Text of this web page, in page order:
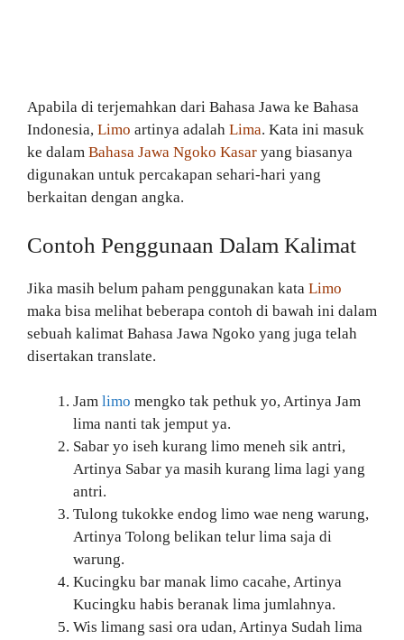
Apabila di terjemahkan dari Bahasa Jawa ke Bahasa
Indonesia, Limo artinya adalah Lima. Kata ini masuk
ke dalam Bahasa Jawa Ngoko Kasar yang biasanya
digunakan untuk percakapan sehari-hari yang
berkaitan dengan angka.
Contoh Penggunaan Dalam Kalimat
Jika masih belum paham penggunakan kata Limo
maka bisa melihat beberapa contoh di bawah ini dalam
sebuah kalimat Bahasa Jawa Ngoko yang juga telah
disertakan translate.
Jam limo mengko tak pethuk yo, Artinya Jam
lima nanti tak jemput ya.
Sabar yo iseh kurang limo meneh sik antri,
Artinya Sabar ya masih kurang lima lagi yang
antri.
Tulong tukokke endog limo wae neng warung,
Artinya Tolong belikan telur lima saja di
warung.
Kucingku bar manak limo cacahe, Artinya
Kucingku habis beranak lima jumlahnya.
Wis limang sasi ora udan, Artinya Sudah lima